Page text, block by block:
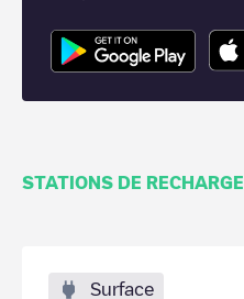
STATIONS DE RECHARGE
Surface